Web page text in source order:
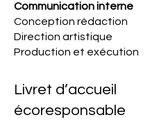
Communication interne
Conception rédaction
Direction artistique
Production et exécution
Livret d’accueil
écoresponsable